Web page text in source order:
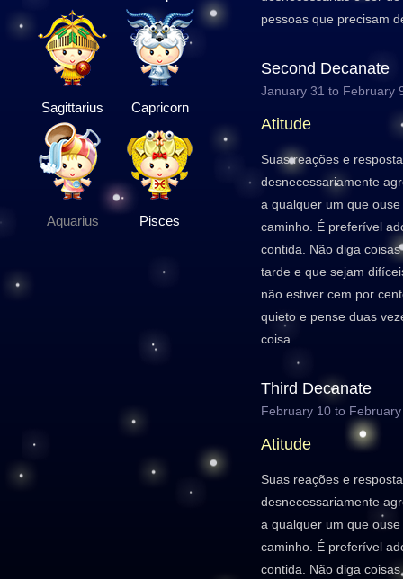
Sagittarius Capricorn
Aquarius Pisces
pessoas que precisam
Second Decanate
January 31 to February
Atitude
Suas reações e
desnecessariamente
a qualquer um que
caminho. É preferível
contida. Não diga
tarde e que sejam
não estiver cem por
quieto e pense duas
coisa.
Third Decanate
February 10 to
Atitude
Suas reações e
desnecessariamente
a qualquer um que
caminho. É preferível
contida. Não diga